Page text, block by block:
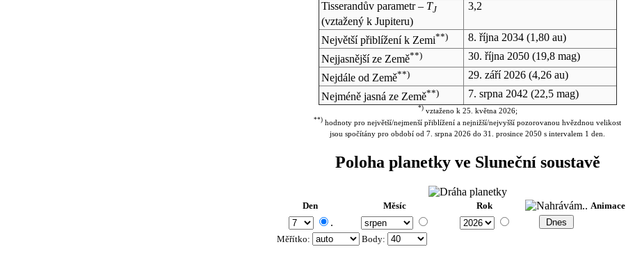
Tisserandův parametr – TJ
(vztažený k Jupiteru)
3,2
Největší přiblížení k Zemi**) 8. října 2034(1,80 au)
Nejjasnější ze Země**) 30. října 2050(19,8 mag)
Nejdále od Země**) 29. září 2026(4,26 au)
Nejméně jasná ze Země**) 7. srpna 2042 (22,5 mag)
*)vztaženo k 25. května 2026;
**) hodnoty pro největší/nejmenší přiblížení a nejnižší/nejvyšší pozorovanou hvězdnou velikost
jsou spočítány pro období od 7. srpna 2026 do 31. prosince 2050 s intervalem 1 den.
Poloha planetky ve Sluneční soustavě
Den Měsíc Rok Animace
.
Měřítko: Body: